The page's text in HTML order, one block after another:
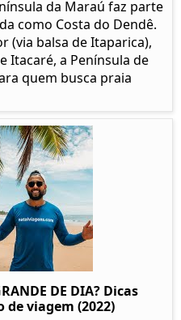
da Maraú faz parte
como Costa do Dendê.
(via balsa de Itaparica),
Itacaré, a Península de
quem busca praia
DE DIA? Dicas
viagem (2022)